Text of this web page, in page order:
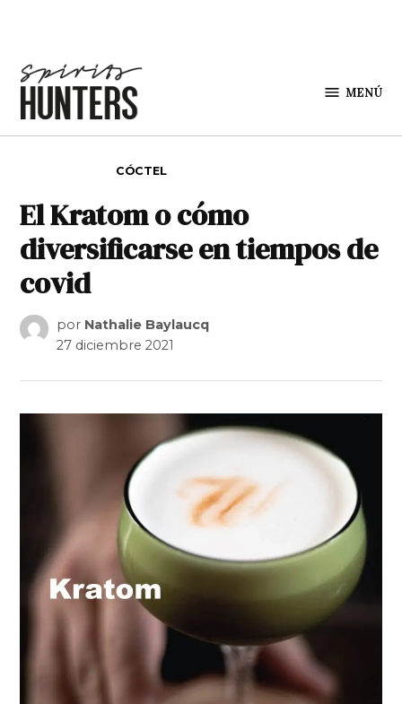
MENÚ
CÓCTEL
El Kratom o cómo
diversificarse en tiempos de
covid
por Nathalie Baylaucq
27 diciembre 2021